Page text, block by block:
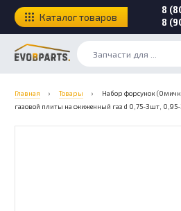
8
8
Каталог товаров
Главная › Товары ›
Набор форсунок
газовой плиты на сжиженный газ d 0,75-3шт,